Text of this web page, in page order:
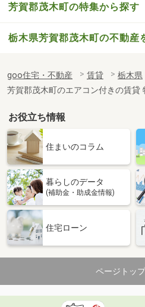
芳賀郡茂木町の特集から探す
栃木県芳賀郡茂木町の不動産
goo住宅・不動産 賃貸 栃木県
芳賀郡茂木町のエアコン付きの賃貸
お役立ち情報
住まいのコラム
暮らしのデータ
(補助金・助成金情報)
住宅ローン
ページトッ